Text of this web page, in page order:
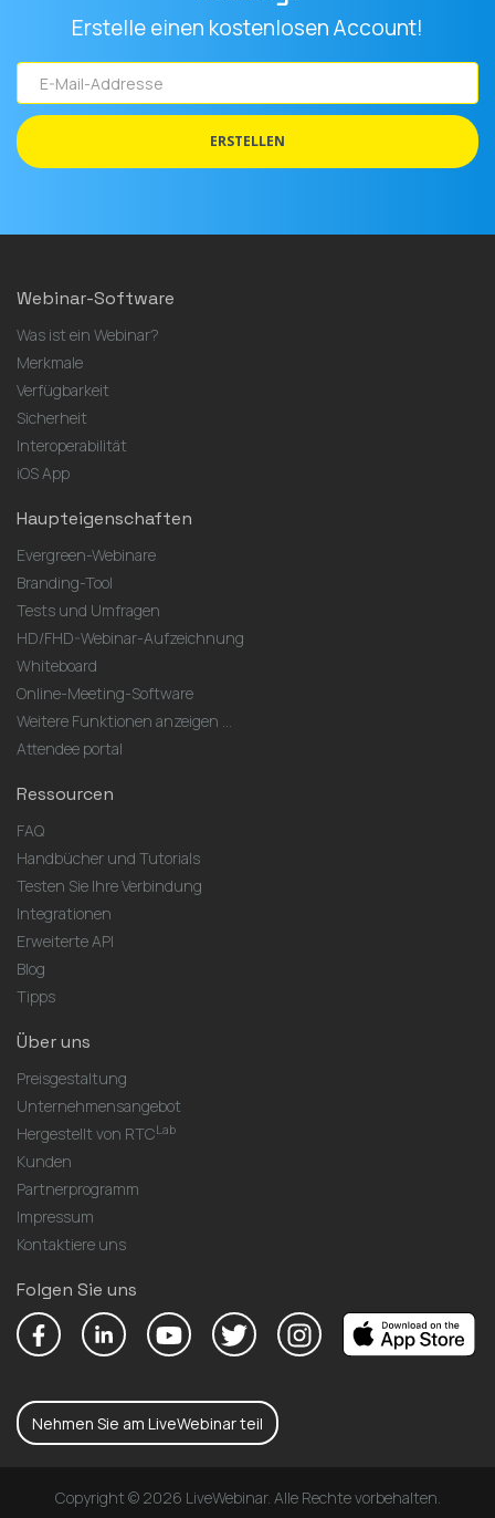
Erstelle einen kostenlosen Account!
Mail-
Addresse
ERSTELLEN
Webinar-Software
Was ist ein Webinar?
Merkmale
Verfügbarkeit
Sicherheit
Interoperabilität
iOS App
Haupteigenschaften
Evergreen-Webinare
Branding-Tool
Tests und Umfragen
HD/FHD-Webinar-Aufzeichnung
Whiteboard
Online-Meeting-Software
Weitere Funktionen anzeigen ...
Attendee portal
Ressourcen
FAQ
Handbücher und Tutorials
Testen Sie Ihre Verbindung
Integrationen
Erweiterte API
Blog
Tipps
Über uns
Preisgestaltung
Unternehmensangebot
Hergestellt von RTCLab
Kunden
Partnerprogramm
Impressum
Kontaktiere uns
Folgen Sie uns
Nehmen Sie am LiveWebinar teil
Copyright © 2026 LiveWebinar. Alle Rechte vorbehalten.